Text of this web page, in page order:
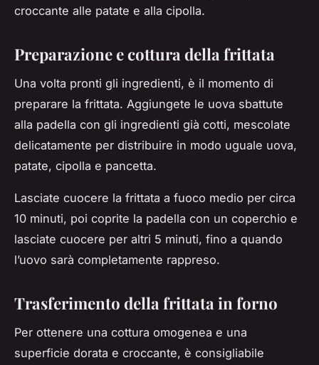
croccante alle patate e alla cipolla.
Preparazione e cottura della frittata
Una volta pronti gli ingredienti, è il momento di
preparare la frittata. Aggiungete le uova sbattute
alla padella con gli ingredienti già cotti, mescolate
delicatamente per distribuire in modo uguale uova,
patate, cipolla e pancetta.
Lasciate cuocere la frittata a fuoco medio per circa
10 minuti, poi coprite la padella con un coperchio e
lasciate cuocere per altri 5 minuti, fino a quando
l’uovo sarà completamente rappreso.
Trasferimento della frittata in forno
Per ottenere una cottura omogenea e una
superficie dorata e croccante, è consigliabile